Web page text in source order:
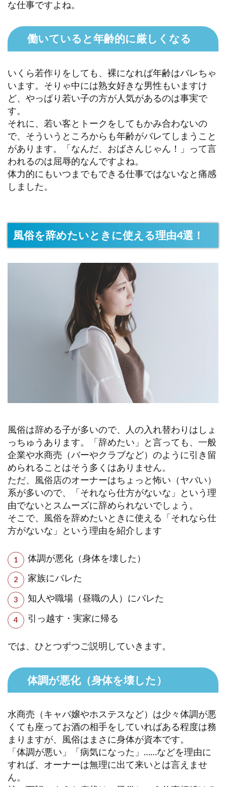
な仕事ですよね。
働いていると年齢的に厳しくなる
いくら若作りをしても、裸になれば年齢はバレちゃ
います。そりゃ中には熟女好きな男性もいますけ
ど、やっぱり若い子の方が人気があるのは事実で
す。
それに、若い客とトークをしてもかみ合わないの
で、そういうところからも年齢がバレてしまうこと
があります。「なんだ、おばさんじゃん！」って言
われるのは屈辱的なんですよね。
体力的にもいつまでもできる仕事ではないなと痛感
しました。
風俗を辞めたいときに使える理由4選！
風俗は辞める子が多いので、人の入れ替わりはしょ
っちゅうあります。「辞めたい」と言っても、一般
企業や水商売（バーやクラブなど）のように引き留
められることはそう多くはありません。
ただ、風俗店のオーナーはちょっと怖い（ヤバい）
系が多いので、「それなら仕方がないな」という理
由でないとスムーズに辞められないでしょう。
そこで、風俗を辞めたいときに使える「それなら仕
方がないな」という理由を紹介します
体調が悪化（身体を壊した）
家族にバレた
知人や職場（昼職の人）にバレた
引っ越す・実家に帰る
では、ひとつずつご説明していきます。
体調が悪化（身体を壊した）
水商売（キャバ嬢やホステスなど）は少々体調が悪
くても座ってお酒の相手をしていればある程度は務
まりますが、風俗はまさに身体が資本です。
「体調が悪い」「病気になった」……などを理由に
すれば、オーナーは無理に出て来いとは言えませ
ん。